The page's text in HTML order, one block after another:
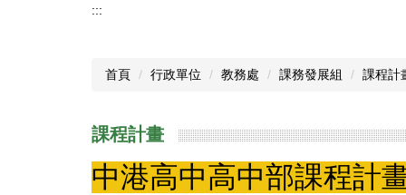
:::
首頁 行政單位 教務處 課務發展組 課程計
課程計畫
中港高中高中部課程計